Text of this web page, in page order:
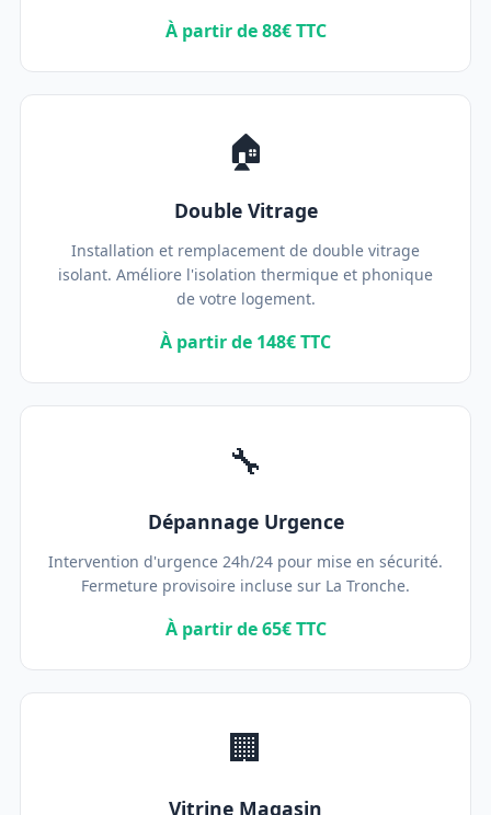
À partir de 88€ TTC
🏠
Double Vitrage
Installation et remplacement de double vitrage
isolant. Améliore l'isolation thermique et phonique
de votre logement.
À partir de 148€ TTC
🔧
Dépannage Urgence
Intervention d'urgence 24h/24 pour mise en sécurité.
Fermeture provisoire incluse sur La Tronche.
À partir de 65€ TTC
🏢
Vitrine Magasin